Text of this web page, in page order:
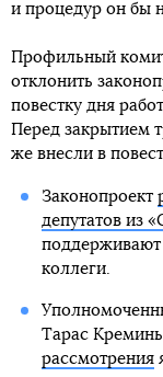
и процедур он бы
Профильный
отклонить
повестку дня
Перед закрытием
же внесли в
Законопроект
депутатов из
поддерживают
коллеги.
Тарас Креминь
рассмотрения